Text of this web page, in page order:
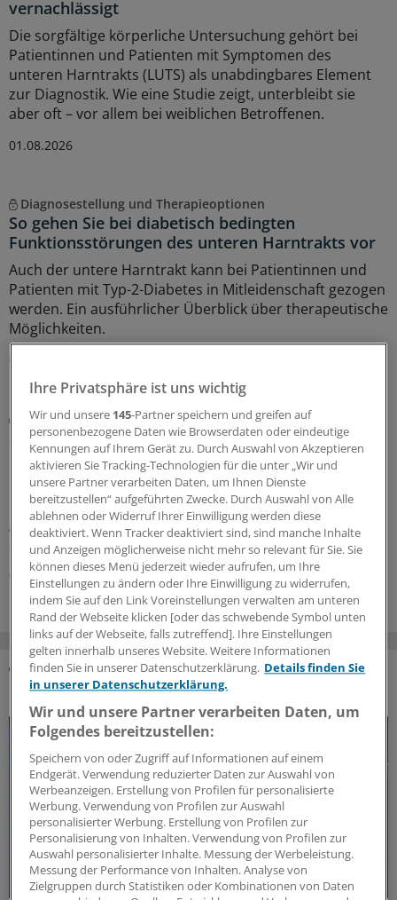
vernachlässigt
Die sorgfältige körperliche Untersuchung gehört bei
Patientinnen und Patienten mit Symptomen des
unteren Harntrakts (LUTS) als unabdingbares Element
zur Diagnostik. Wie eine Studie zeigt, unterbleibt sie
aber oft – vor allem bei weiblichen Betroffenen.
01.08.2026
Diagnosestellung und Therapieoptionen
So gehen Sie bei diabetisch bedingten
Funktionsstörungen des unteren Harntrakts vor
Auch der untere Harntrakt kann bei Patientinnen und
Patienten mit Typ-2-Diabetes in Mitleidenschaft gezogen
werden. Ein ausführlicher Überblick über therapeutische
Möglichkeiten.
07.07.2026
Mehrere Optionen vorhanden
Statt Antibiotika: Wie sich rezidivierende
Harnwegsinfektionen vermeiden lassen
Bei wiederkehrenden Harnwegsinfektionen gibt es
inzwischen einige Möglichkeiten vorzubeugen – ohne
gleich zu Antibiotika greifen zu müssen. Ein Ansatz:
Sublinguale Immunmodulation.
06.07.2026
DAS KÖNNTE SIE AUCH INTERESSIEREN
Ihre Privatsphäre ist uns wichtig
Wir und unsere 145-Partner speichern und greifen auf
personenbezogene Daten wie Browserdaten oder eindeutige
Kennungen auf Ihrem Gerät zu. Durch Auswahl von Akzeptieren
aktivieren Sie Tracking-Technologien für die unter „Wir und
unsere Partner verarbeiten Daten, um Ihnen Dienste
bereitzustellen“ aufgeführten Zwecke. Durch Auswahl von Alle
ablehnen oder Widerruf Ihrer Einwilligung werden diese
deaktiviert. Wenn Tracker deaktiviert sind, sind manche Inhalte
und Anzeigen möglicherweise nicht mehr so relevant für Sie. Sie
können dieses Menü jederzeit wieder aufrufen, um Ihre
Einstellungen zu ändern oder Ihre Einwilligung zu widerrufen,
indem Sie auf den Link Voreinstellungen verwalten am unteren
Rand der Webseite klicken [oder das schwebende Symbol unten
links auf der Webseite, falls zutreffend]. Ihre Einstellungen
gelten innerhalb unseres Website. Weitere Informationen
finden Sie in unserer Datenschutzerklärung. Details finden Sie
in unserer Datenschutzerklärung.
Wir und unsere Partner verarbeiten Daten, um
Folgendes bereitzustellen:
Speichern von oder Zugriff auf Informationen auf einem
Endgerät. Verwendung reduzierter Daten zur Auswahl von
Werbeanzeigen. Erstellung von Profilen für personalisierte
Werbung. Verwendung von Profilen zur Auswahl
personalisierter Werbung. Erstellung von Profilen zur
Personalisierung von Inhalten. Verwendung von Profilen zur
Auswahl personalisierter Inhalte. Messung der Werbeleistung.
Messung der Performance von Inhalten. Analyse von
Zielgruppen durch Statistiken oder Kombinationen von Daten